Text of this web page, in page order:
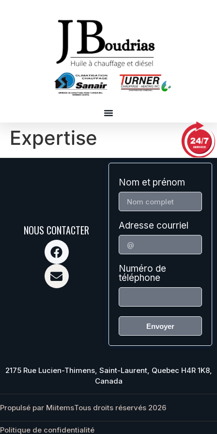
Expertise
NOUS CONTACTER
Nom et prénom
Adresse courriel
Numéro de
téléphone
Envoyer
2175 Rue Lucien-Thimens, Saint-Laurent, Quebec H4R 1K8,
Canada
Propulsé par MiitemsTous droits réservés 2026
Politique de confidentialité